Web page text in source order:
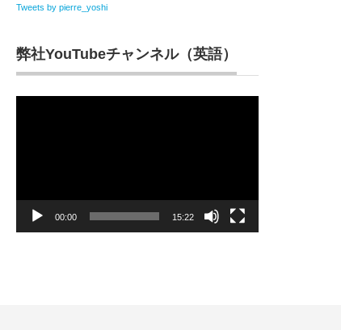
Tweets by pierre_yoshi
弊社YouTubeチャンネル（英語）
00:00 15:22